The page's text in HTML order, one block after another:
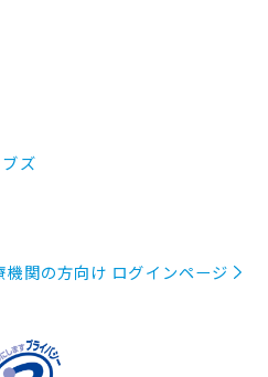
ズ
機関の方向け ログインページ